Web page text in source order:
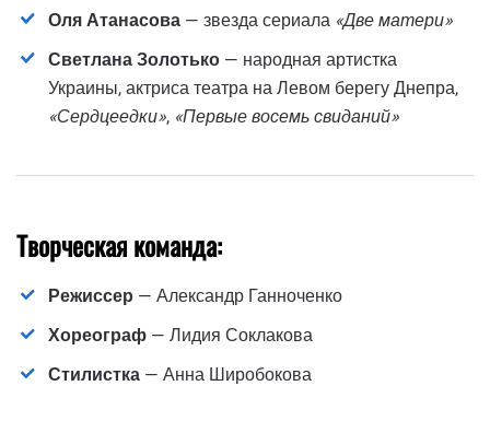
Оля Атанасова — звезда сериала «Две матери»
Светлана Золотько — народная артистка
Украины, актриса театра на Левом берегу Днепра,
«Сердцеедки», «Первые восемь свиданий»
Творческая команда:
Режиссер — Александр Ганноченко
Хореограф — Лидия Соклакова
Стилистка — Анна Широбокова